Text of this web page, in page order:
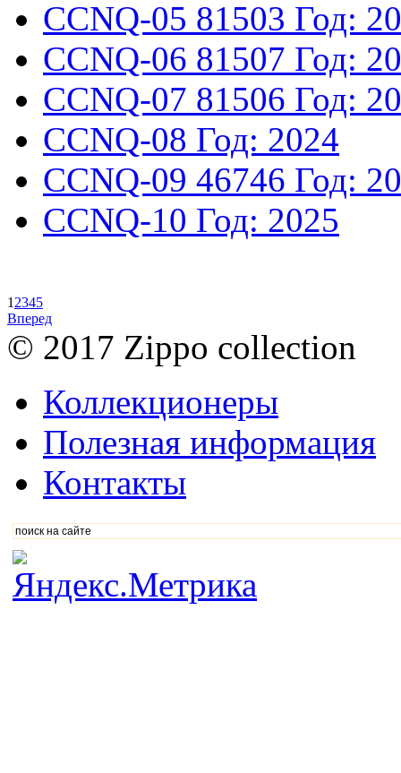
CCNQ-05 81503 Год:
CCNQ-06 81507 Год:
CCNQ-07 81506 Год:
CCNQ-08 Год: 2024
CCNQ-09 46746 Год:
CCNQ-10 Год: 2025
1 2345
Вперед
© 2017 Zippo collection
Коллекционеры
Полезная информация
Контакты